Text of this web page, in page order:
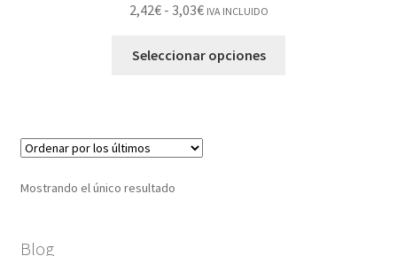
2,42€ - 3,03€ IVA INCLUIDO
Seleccionar opciones
Mostrando el único resultado
Blog